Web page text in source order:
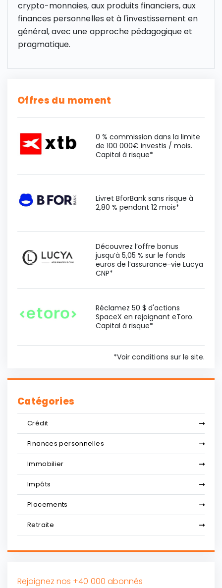
crypto-monnaies, aux produits financiers, aux
finances personnelles et à l'investissement en
général, avec une approche pédagogique et
pragmatique.
Offres du moment
0 % commission dans la limite
de 100 000€ investis / mois.
Capital à risque*
Livret BforBank sans risque à
2,80 % pendant 12 mois*
Découvrez l’offre bonus
jusqu’à 5,05 % sur le fonds
euros de l’assurance-vie Lucya
CNP*
Réclamez 50 $ d'actions
SpaceX en rejoignant eToro.
Capital à risque*
*Voir conditions sur le site.
Catégories
Crédit
Finances personnelles
Immobilier
Impôts
Placements
Retraite
Rejoignez nos +40 000 abonnés